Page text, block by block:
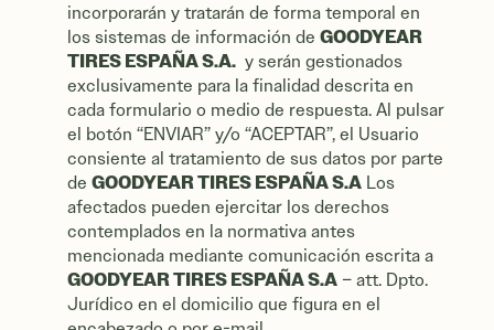
incorporarán y tratarán de forma temporal en
los sistemas de información de GOODYEAR
TIRES ESPAÑA S.A. y serán gestionados
exclusivamente para la finalidad descrita en
cada formulario o medio de respuesta. Al pulsar
el botón “ENVIAR” y/o “ACEPTAR”, el Usuario
consiente al tratamiento de sus datos por parte
de GOODYEAR TIRES ESPAÑA S.A Los
afectados pueden ejercitar los derechos
contemplados en la normativa antes
mencionada mediante comunicación escrita a
GOODYEAR TIRES ESPAÑA S.A – att. Dpto.
Jurídico en el domicilio que figura en el